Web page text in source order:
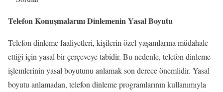
Telefon Konuşmalarını Dinlemenin Yasal Boyutu
Telefon dinleme faaliyetleri, kişilerin özel yaşamlarına müdahale
ettiği için yasal bir çerçeveye tabidir. Bu nedenle, telefon dinleme
işlemlerinin yasal boyutunu anlamak son derece önemlidir. Yasal
boyutu anlamadan, telefon dinleme programlarının kullanımıyla